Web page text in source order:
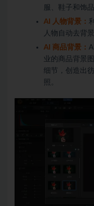
服、鞋子和饰
AI 人物背景：
人物自动去背
AI 商品背景：
业的商品背景
细节，创造出
照。